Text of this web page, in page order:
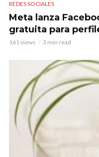
REDES SOCIALES
Meta lanza
gratuita para
161 views 3 min read